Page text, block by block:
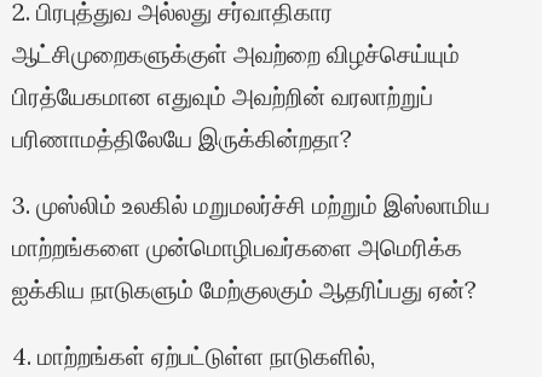
2. பிரபுத்துவ அல்லது சர்வாதிகார
ஆட்சிமுறைகளுக்குள் அவற்றை விழச்செய்யும்
பிரத்யேகமான எதுவும் அவற்றின் வரலாற்றுப்
பரிணாமத்திலேயே இருக்கின்றதா?
3. முஸ்லிம் உலகில் மறுமலர்ச்சி மற்றும் இஸ்லாமிய
மாற்றங்களை முன்மொழிபவர்களை அமெரிக்க
ஐக்கிய நாடுகளும் மேற்குலகும் ஆதரிப்பது ஏன்?
4. மாற்றங்கள் ஏற்பட்டுள்ள நாடுகளில்,